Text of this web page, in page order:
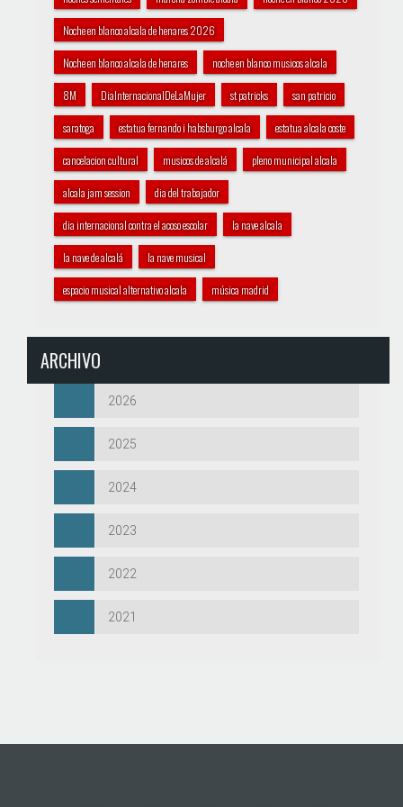
Noche en blanco alcala de henares 2026
Noche en blanco alcala de henares noche en blanco musicos alcala
8M DiaInternacionalDeLaMujer st patricks san patricio
saratoga estatua fernando i habsburgo alcala estatua alcala coste
cancelacion cultural musicos de alcalá pleno municipal alcala
alcala jam session dia del trabajador
dia internacional contra el acoso escolar la nave alcala
la nave de alcalá la nave musical
espacio musical alternativo alcala música madrid
ARCHIVO
2026
2025
2024
2023
2022
2021